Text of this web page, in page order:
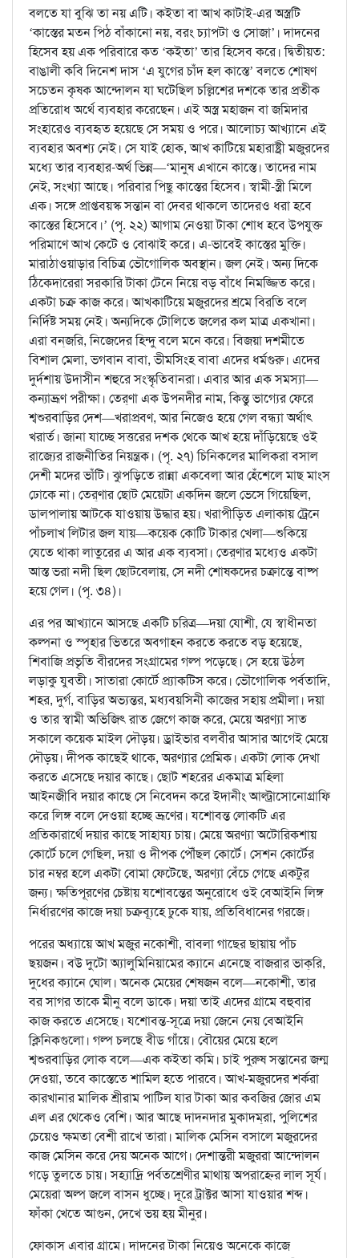
বলতে যা বুঝি তা নয় এটি। কইতা বা আখ কাটাই-এর অস্ত্রটি
‘কাস্তের মতন পিঠ বাঁকানো নয়, বরং চ্যাপটা ও সোজা’। দাদনের
হিসেব হয় এক পরিবারে কত ‘কইতা’ তার হিসেব করে। দ্বিতীয়ত:
বাঙালী কবি দিনেশ দাস ‘এ যুগের চাঁদ হল কাস্তে’ বলতে শোষণ
সচেতন কৃষক আন্দোলন যা ঘটেছিল চল্লিশের দশকে তার প্রতীক
প্রতিরোধ অর্থে ব্যবহার করেছেন। এই অস্ত্র মহাজন বা জমিদার
সংহারেও ব্যবহৃত হয়েছে সে সময় ও পরে। আলোচ্য আখ্যানে এই
ব্যবহার অবশ্য নেই। সে যাই হোক, আখ কাটিয়ে মহারাষ্ট্রী মজুরদের
মধ্যে তার ব্যবহার-অর্থ ভিন্ন—‘মানুষ এখানে কাস্তে। তাদের নাম
নেই, সংখ্যা আছে। পরিবার পিছু কাস্তের হিসেব। স্বামী-স্ত্রী মিলে
এক। সঙ্গে প্রাপ্তবয়স্ক সন্তান বা দেবর থাকলে তাদেরও ধরা হবে
কাস্তের হিসেবে।’ (পৃ. ২২) আগাম নেওয়া টাকা শোধ হবে উপযুক্ত
পরিমাণে আখ কেটে ও বোঝাই করে। এ-ভাবেই কাস্তের মুক্তি।
মারাঠাওয়াড়ার বিচিত্র ভৌগোলিক অবস্থান। জল নেই। অন্য দিকে
ঠিকেদারেরা সরকারি টাকা টেনে নিয়ে বড় বাঁধে নিমজ্জিত করে।
একটা চক্র কাজ করে। আখকাটিয়ে মজুরদের শ্রমে বিরতি বলে
নির্দিষ্ট সময় নেই। অন্যদিকে টোলিতে জলের কল মাত্র একখানা।
এরা বন্‌জরি, নিজেদের হিন্দু বলে মনে করে। বিজয়া দশমীতে
বিশাল মেলা, ভগবান বাবা, ভীমসিংহ বাবা এদের ধর্মগুরু। এদের
দুর্দশায় উদাসীন শহুরে সংস্কৃতিবানরা। এবার আর এক সমস্যা—
কন্যাভ্রূণ পরীক্ষা। তের্‌ণা এক উপনদীর নাম, কিন্তু ভাগ্যের ফেরে
শ্বশুরবাড়ির দেশ—খরাপ্রবণ, আর নিজেও হয়ে গেল বন্ধ্যা অর্থাৎ
খরার্ত। জানা যাচ্ছে সত্তরের দশক থেকে আখ হয়ে দাঁড়িয়েছে ওই
রাজ্যের রাজনীতির নিয়ন্ত্রক। (পৃ. ২৭) চিনিকলের মালিকরা বসাল
দেশী মদের ভাঁটি। ঝুপড়িতে রান্না একবেলা আর হেঁশেলে মাছ মাংস
ঢোকে না। তের্‌ণার ছোট মেয়েটা একদিন জলে ভেসে গিয়েছিল,
ডালপালায় আটকে যাওয়ায় উদ্ধার হয়। খরাপীড়িত এলাকায় ট্রেনে
পাঁচলাখ লিটার জল যায়—কয়েক কোটি টাকার খেলা—শুকিয়ে
যেতে থাকা লাতুরের এ আর এক ব্যবসা। তের্‌ণার মধ্যেও একটা
আস্ত ভরা নদী ছিল ছোটবেলায়, সে নদী শোষকদের চক্রান্তে বাষ্প
হয়ে গেল। (পৃ. ৩৪)।
এর পর আখ্যানে আসছে একটি চরিত্র—দয়া যোশী, যে স্বাধীনতা
কল্পনা ও স্পৃহার ভিতরে অবগাহন করতে করতে বড় হয়েছে,
শিবাজি প্রভৃতি বীরদের সংগ্রামের গল্প পড়েছে। সে হয়ে উঠল
লড়াকু যুবতী। সাতারা কোর্টে প্র্যাকটিস করে। ভৌগোলিক পর্বতাদি,
শহর, দুর্গ, বাড়ির অভ্যন্তর, মধ্যবয়সিনী কাজের সহায় প্রমীলা। দয়া
ও তার স্বামী অভিজিৎ রাত জেগে কাজ করে, মেয়ে অরণ্যা সাত
সকালে কয়েক মাইল দৌড়য়। ড্রাইভার বলবীর আসার আগেই মেয়ে
দৌড়য়। দীপক কাছেই থাকে, অরণ্যার প্রেমিক। একটা লোক দেখা
করতে এসেছে দয়ার কাছে। ছোট শহরের একমাত্র মহিলা
আইনজীবি দয়ার কাছে সে নিবেদন করে ইদানীং আল্ট্রাসোনোগ্রাফি
করে লিঙ্গ বলে দেওয়া হচ্ছে ভ্রূণের। যশোবন্ত লোকটি এর
প্রতিকারার্থে দয়ার কাছে সাহায্য চায়। মেয়ে অরণ্যা অটোরিকশায়
কোর্টে চলে গেছিল, দয়া ও দীপক পৌঁছল কোর্টে। সেশন কোর্টের
চার নম্বর হলে একটা বোমা ফেটেছে, অরণ্যা বেঁচে গেছে একটুর
জন্য। ক্ষতিপূরণের চেষ্টায় যশোবন্তের অনুরোধে ওই বেআইনি লিঙ্গ
নির্ধারণের কাজে দয়া চক্রব্যূহে ঢুকে যায়, প্রতিবিধানের গরজে।
পরের অধ্যায়ে আখ মজুর নকোশী, বাবলা গাছের ছায়ায় পাঁচ
ছয়জন। বউ দুটো অ্যালুমিনিয়ামের ক্যানে এনেছে বাজরার ভাক্‌রি,
দুধের ক্যানে ঘোল। অনেক মেয়ের শেষজন বলে—নকোশী, তার
বর সাগর তাকে মীনু বলে ডাকে। দয়া তাই এদের গ্রামে বহুবার
কাজ করতে এসেছে। যশোবন্ত-সূত্রে দয়া জেনে নেয় বেআইনি
ক্লিনিকগুলো। গল্প চলছে বীড গাঁয়ে। বৌয়ের মেয়ে হলে
শ্বশুরবাড়ির লোক বলে—এক কইতা কমি। চাই পুরুষ সন্তানের জন্ম
দেওয়া, তবে কাস্তেতে শামিল হতে পারবে। আখ-মজুরদের শর্করা
কারখানার মালিক শ্রীরাম পাটিল যার টাকা আর কবজির জোর এম
এল এর থেকেও বেশি। আর আছে দাদনদার মুকাদম্‌রা, পুলিশের
চেয়েও ক্ষমতা বেশী রাখে তারা। মালিক মেসিন বসালে মজুরদের
কাজ মেসিন করে দেয় অনেক আগে। দেশান্তরী মজুররা আন্দোলন
গড়ে তুলতে চায়। সহ্যাদ্রি পর্বতশ্রেণীর মাথায় অপরাহ্নের লাল সূর্য।
মেয়েরা অল্প জলে বাসন ধুচ্ছে। দূরে ট্রাক্টর আসা যাওয়ার শব্দ।
ফাঁকা খেতে আগুন, দেখে ভয় হয় মীনুর।
ফোকাস এবার গ্রামে। দাদনের টাকা নিয়েও অনেকে কাজে